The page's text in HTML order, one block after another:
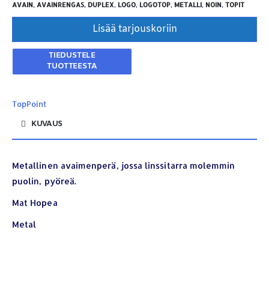
AVAIN, AVAINRENGAS, DUPLEX, LOGO, LOGOTOP, METALLI, NOIN, TOPIT
Lisää tarjouskoriin
TopPoint
KUVAUS
Metallinen avaimenperä, jossa linssitarra molemmin
puolin, pyöreä.
Mat Hopea
Metal